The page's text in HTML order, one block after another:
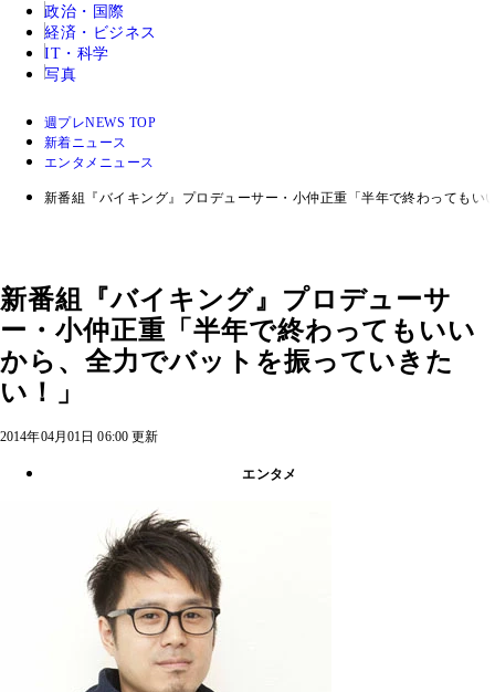
政治・国際
経済・ビジネス
IT・科学
写真
週プレNEWS TOP
新着ニュース
エンタメニュース
新番組『バイキング』プロデューサー・小仲正重「半年で終わってもい
新番組『バイキング』プロデューサ
ー・小仲正重「半年で終わってもいい
から、全力でバットを振っていきた
い！」
2014年04月01日 06:00 更新
エンタメ